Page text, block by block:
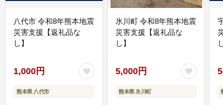
八代市 令和8年熊本地震
災害支援【返礼品な
し】
1,000円
熊本県 八代市
氷川町 令和8年熊本地震
災害支援【返礼品な
し】
5,000円
熊本県 氷川町